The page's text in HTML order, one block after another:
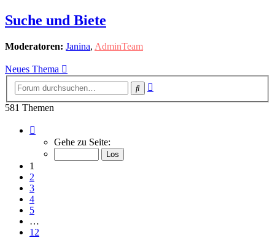
Suche und Biete
Moderatoren: Janina, AdminTeam
Neues Thema
Suche
581 Themen
von
Gehe zu Seite:
1
2
3
4
5
…
12